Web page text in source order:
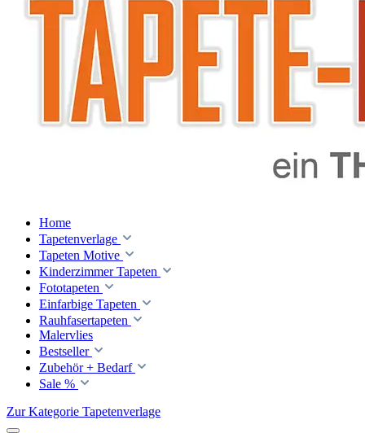
Home
Tapetenverlage
Tapeten Motive
Kinderzimmer Tapeten
Fototapeten
Einfarbige Tapeten
Rauhfasertapeten
Malervlies
Bestseller
Zubehör + Bedarf
Sale %
Zur Kategorie Tapetenverlage